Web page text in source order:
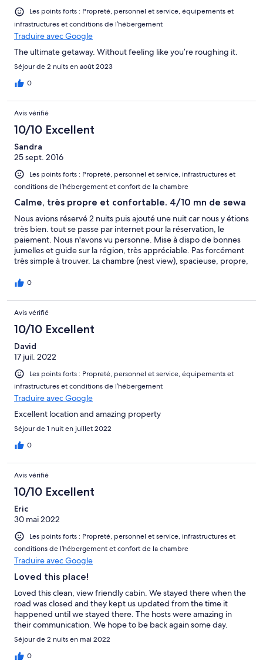
Les points forts : Propreté, personnel et service, équipements et
infrastructures et conditions de l’hébergement
Traduire avec Google
The ultimate getaway. Without feeling like you’re roughing it.
Séjour de 2 nuits en août 2023
0
Avis vérifié
10/10 Excellent
Sandra
25 sept. 2016
Les points forts : Propreté, personnel et service, infrastructures et
conditions de l’hébergement et confort de la chambre
Calme, très propre et confortable. 4/10 mn de sewa
Nous avions réservé 2 nuits puis ajouté une nuit car nous y étions
très bien. tout se passe par internet pour la réservation, le
paiement. Nous n'avons vu personne. Mise à dispo de bonnes
jumelles et guide sur la région, très appréciable. Pas forcément
très simple à trouver. La chambre (nest view), spacieuse, propre,
(mais frigo, micro onde, café, etc).
0
Avis vérifié
10/10 Excellent
David
17 juil. 2022
Les points forts : Propreté, personnel et service, équipements et
infrastructures et conditions de l’hébergement
Traduire avec Google
Excellent location and amazing property
Séjour de 1 nuit en juillet 2022
0
Avis vérifié
10/10 Excellent
Eric
30 mai 2022
Les points forts : Propreté, personnel et service, infrastructures et
conditions de l’hébergement et confort de la chambre
Traduire avec Google
Loved this place!
Loved this clean, view friendly cabin. We stayed there when the
road was closed and they kept us updated from the time it
happened until we stayed there. The hosts were amazing in
their communication. We hope to be back again some day.
Séjour de 2 nuits en mai 2022
0